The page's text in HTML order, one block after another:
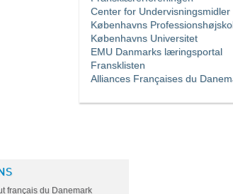
Center for Undervisningsmidler
Københavns
Københavns Universitet
EMU Danmarks læringsportal
Fransklisten
Alliances Françaises du
français du Danemark